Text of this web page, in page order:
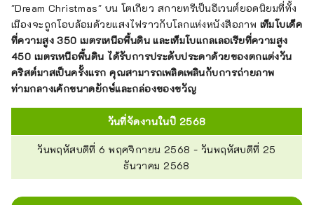
ความสูง 634 เมตร และเป็นหอคอยที่สูง
ที่สุดในโลก
สิ่งที่คุณสามารถทำได้เพื่อเพลิดเพลินไป
กับหอคอยที่สูงที่สุดในญี่ปุ่นในอาซากุสะ
คือการถ่ายภาพ
"Dream Christmas" บน โตเกียว สกายทรีเป็นอีเวนต์ยอดนิยมที่ทั้ง
เมืองจะถูกโอบล้อมด้วยแสงไฟราวกับโลกแห่งหนังสือภาพ เท็มโบเด็ค
ที่ความสูง 350 เมตรเหนือพื้นดิน และเท็มโบแกลเลอเรียที่ความสูง
450 เมตรเหนือพื้นดิน ได้รับการประดับประดาด้วยของตกแต่งวัน
คริสต์มาสเป็นครั้งแรก คุณสามารถเพลิดเพลินกับการถ่ายภาพ
ท่ามกลางเค้กขนาดยักษ์และกล่องของขวัญ
วันที่จัดงานในปี 2568
วันพฤหัสบดีที่ 6 พฤศจิกายน 2568 - วันพฤหัสบดีที่ 25
ธันวาคม 2568